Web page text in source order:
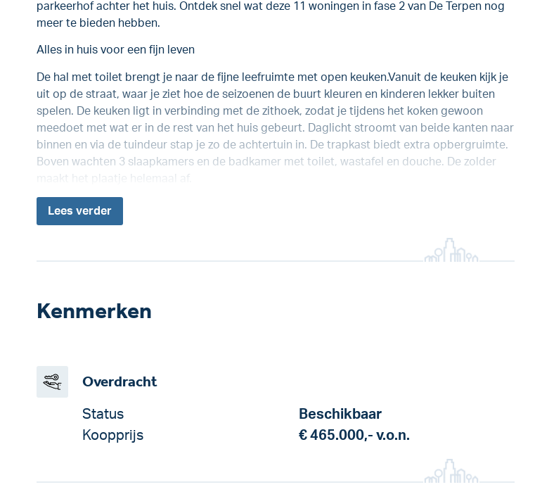
parkeerhof achter het huis. Ontdek snel wat deze 11 woningen in fase 2 van De Terpen nog
meer te bieden hebben.
Alles in huis voor een fijn leven
De hal met toilet brengt je naar de fijne leefruimte met open keuken.Vanuit de keuken kijk je
uit op de straat, waar je ziet hoe de seizoenen de buurt kleuren en kinderen lekker buiten
spelen. De keuken ligt in verbinding met de zithoek, zodat je tijdens het koken gewoon
meedoet met wat er in de rest van het huis gebeurt. Daglicht stroomt van beide kanten naar
binnen en via de tuindeur stap je zo de achtertuin in. De trapkast biedt extra opbergruimte.
Boven wachten 3 slaapkamers en de badkamer met toilet, wastafel en douche. De zolder
maakt het plaatje helemaal af.
Lees verder
Kenmerken
Overdracht
Status
Beschikbaar
Koopprijs
€ 465.000,- v.o.n.